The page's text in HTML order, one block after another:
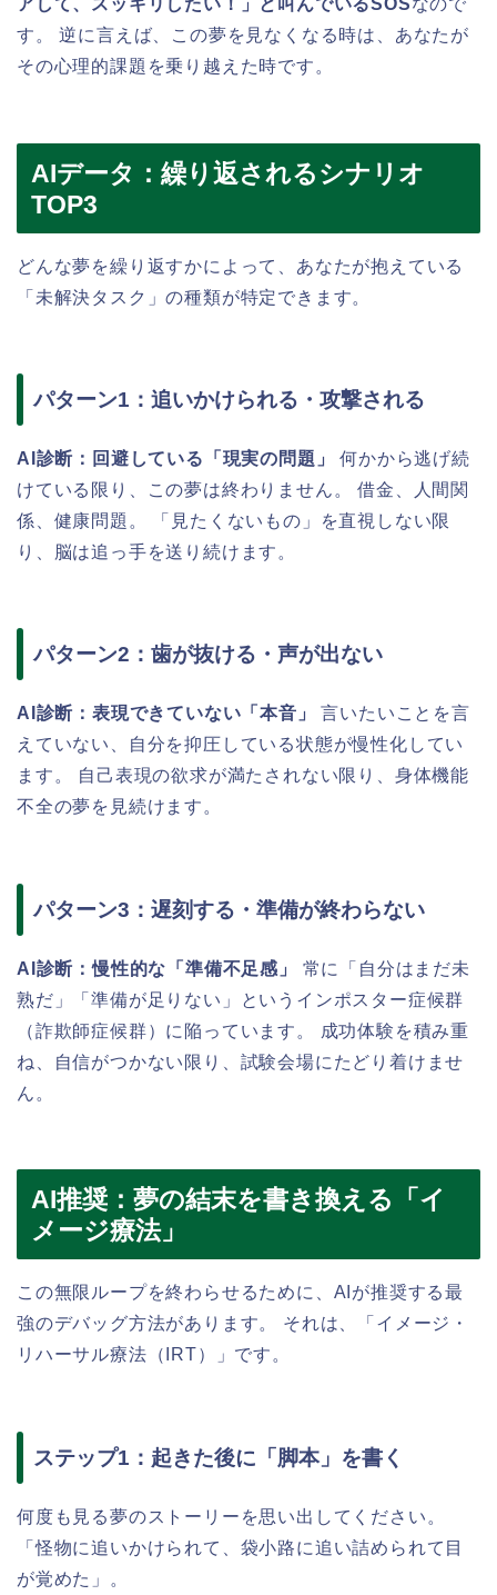
アして、スッキリしたい！」と叫んでいるSOSなので
す。 逆に言えば、この夢を見なくなる時は、あなたが
その心理的課題を乗り越えた時です。
AIデータ：繰り返されるシナリオ
TOP3
どんな夢を繰り返すかによって、あなたが抱えている
「未解決タスク」の種類が特定できます。
パターン1：追いかけられる・攻撃される
AI診断：回避している「現実の問題」
何かから逃げ続
けている限り、この夢は終わりません。 借金、人間関
係、健康問題。 「見たくないもの」を直視しない限
り、脳は追っ手を送り続けます。
パターン2：歯が抜ける・声が出ない
AI診断：表現できていない「本音」
言いたいことを言
えていない、自分を抑圧している状態が慢性化してい
ます。 自己表現の欲求が満たされない限り、身体機能
不全の夢を見続けます。
パターン3：遅刻する・準備が終わらない
AI診断：慢性的な「準備不足感」
常に「自分はまだ未
熟だ」「準備が足りない」というインポスター症候群
（詐欺師症候群）に陥っています。 成功体験を積み重
ね、自信がつかない限り、試験会場にたどり着けませ
ん。
AI推奨：夢の結末を書き換える「イ
メージ療法」
この無限ループを終わらせるために、AIが推奨する最
強のデバッグ方法があります。 それは、「イメージ・
リハーサル療法（IRT）」です。
ステップ1：起きた後に「脚本」を書く
何度も見る夢のストーリーを思い出してください。
「怪物に追いかけられて、袋小路に追い詰められて目
が覚めた」。